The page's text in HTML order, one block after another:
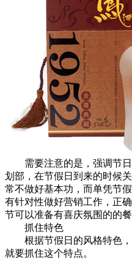
需要注意的是，强调节日
划部，在节假日到来的时候
常不做好基本功，而单凭节
有针对性做好营销工作，正
节可以准备有喜庆氛围的的
抓住特色
根据节假日的风格特色，
就要抓住这个特点。